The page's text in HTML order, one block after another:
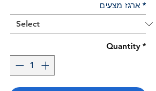
ארגז מצעים *
Quantity *